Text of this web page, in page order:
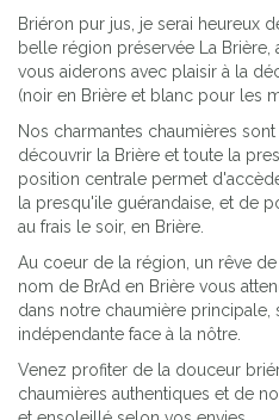
Briéron pur jus, je serai heureux
belle région préservée La
vous aiderons avec plaisir à la
(noir en Brière et blanc pour les
Nos charmantes chaumières
découvrir la Brière et toute la
position centrale permet
la presqu'ile guérandaise, et de
au frais le soir, en Brière.
Au coeur de la région, un rêve
nom de BrAd en Brière vous
dans notre chaumière principale,
indépendante face à la nôtre.
Venez profiter de la douceur
chaumières authentiques et de